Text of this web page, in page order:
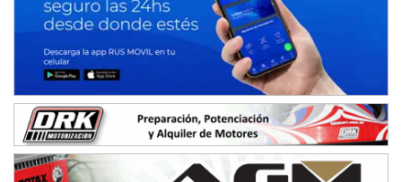
Avellaneda (Santa Fe)
SUR SANTAFESINO - F4
José Samuel Sánchez (Tierra)
Rufino (Santa Fe)
TUCUMANO - F5
Juan Navarro (Asfalto)
El Timbó (Tucumán)